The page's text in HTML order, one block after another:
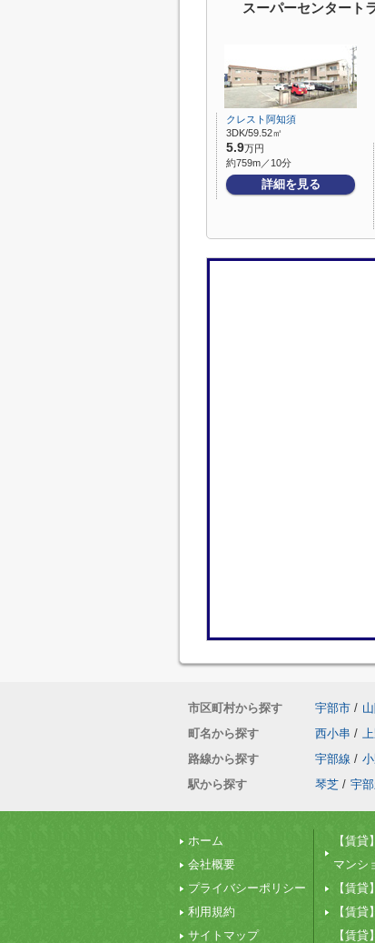
スーパーセンタート
クレスト阿知須
3DK/59.52㎡
5.9万円
約759m／10分
詳細を見る
市区町村から探す 宇部市 /
町名から探す
西小串 /
路線から探す
宇部線 /
駅から探す
琴芝 / 宇部
ホーム
会社概要
プライバシーポリシー
利用規約
サイトマップ
【賃
マンシ
【賃貸
【賃貸
【賃